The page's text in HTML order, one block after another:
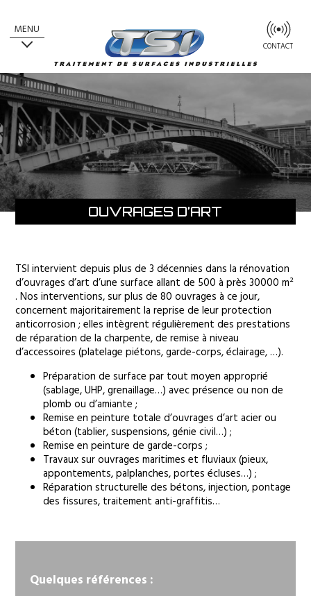
MENU
CONTACT
OUVRAGES D’ART
TSI intervient depuis plus de 3 décennies dans la rénovation
d’ouvrages d’art d’une surface allant de 500 à près 30000 m²
. Nos interventions, sur plus de 80 ouvrages à ce jour,
concernent majoritairement la reprise de leur protection
anticorrosion ; elles intègrent régulièrement des prestations
de réparation de la charpente, de remise à niveau
d’accessoires (platelage piétons, garde-corps, éclairage, …).
Préparation de surface par tout moyen approprié
(sablage, UHP, grenaillage…) avec présence ou non de
plomb ou d’amiante ;
Remise en peinture totale d’ouvrages d’art acier ou
béton (tablier, suspensions, génie civil…) ;
Remise en peinture de garde-corps ;
Travaux sur ouvrages maritimes et fluviaux (pieux,
appontements, palplanches, portes écluses…) ;
Réparation structurelle des bétons, injection, pontage
des fissures, traitement anti-graffitis…
Quelques références :